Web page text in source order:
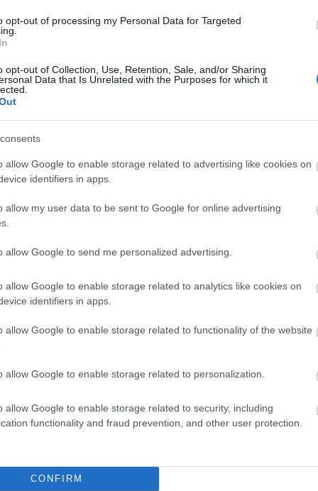
opt-out of processing my Personal Data for Targeted
opt-out of Collection, Use, Retention, Sale, and/or Sharing
Data that Is Unrelated with the Purposes for which it
allow Google to enable storage related to advertising like cookies on
identifiers in apps.
allow my user data to be sent to Google for online advertising
allow Google to send me personalized advertising.
allow Google to enable storage related to analytics like cookies on
identifiers in apps.
allow Google to enable storage related to functionality of the website
allow Google to enable storage related to personalization.
allow Google to enable storage related to security, including
functionality and fraud prevention, and other user protection.
CONFIRM
η πιο Εύκολη Πιστοποίηση
όλες τις σημαντικές ειδήσεις.
proson.gr στα αποτελέσματα αναζήτησης
Ειδήσεις
είναι οι δύο επόμενες προκηρύξεις «μαμούθ»
γραπτός διαγωνισμός - Μόνιμοι στο υπουργείο
προσλήψεις με μισθό έως 1.250€ - Πού θα